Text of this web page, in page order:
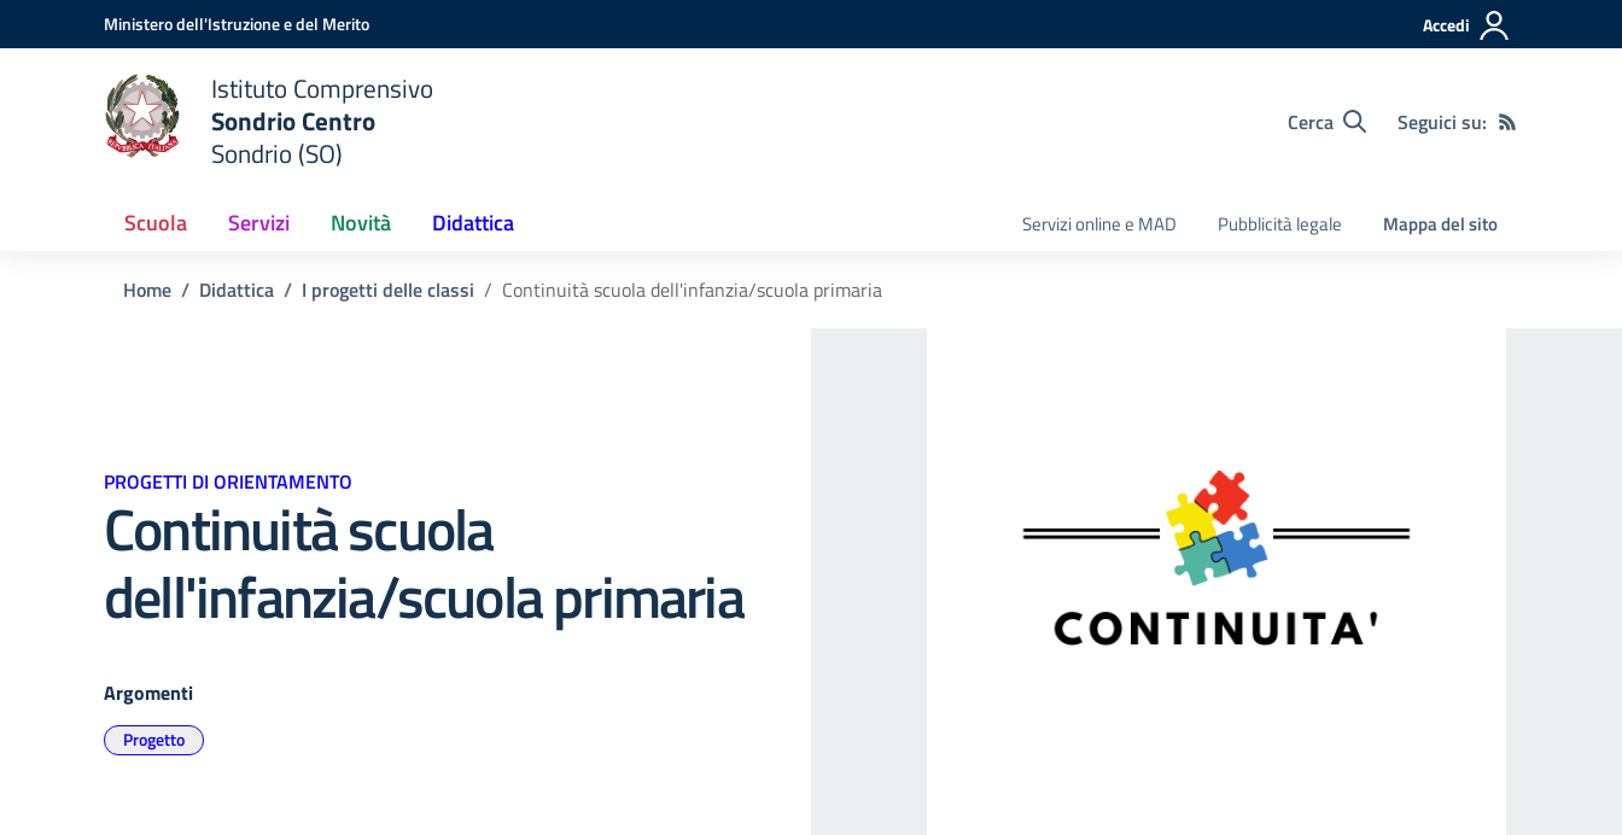
Vai ai contenuti
Vai al menu di navigazioneMinistero dell'Istruzione e del Merito Accedi
Istituto Comprensivo
Sondrio Centro
Sondrio (SO)
Cerca Seguici su:
Scuola Servizi Novità Didattica Servizi online e MAD Pubblicità legale Mappa del sito
Home Didattica I progetti delle classi Continuità scuola dell'infanzia/scuola primaria
PROGETTI DI ORIENTAMENTO
Continuità scuola
dell'infanzia/scuola primaria
Argomenti
Progetto